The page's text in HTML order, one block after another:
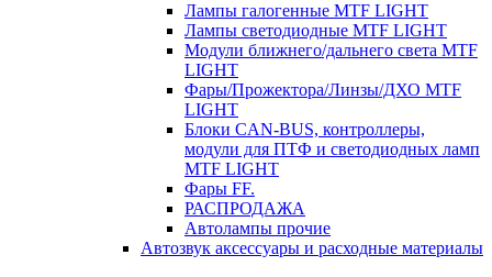
Лампы галогенные MTF LIGHT
Лампы светодиодные MTF LIGHT
Модули ближнего/дальнего света MTF
LIGHT
Фары/Прожектора/Линзы/ДХО MTF
LIGHT
Блоки CAN-BUS, контроллеры,
модули для ПТФ и светодиодных ламп
MTF LIGHT
Фары FF.
РАСПРОДАЖА
Автолампы прочие
Автозвук аксессуары и расходные материалы